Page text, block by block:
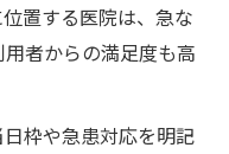
置する医院は、急な
者からの満足度も高
枠や急患対応を明記